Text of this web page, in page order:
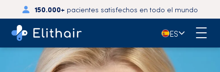
150.000+ pacientes satisfechos en todo el mundo
🇪🇸ES